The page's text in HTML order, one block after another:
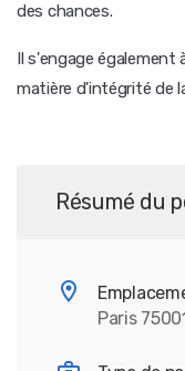
des chances.
Il s'engage également
matière d'intégrité de
Résumé du
Paris